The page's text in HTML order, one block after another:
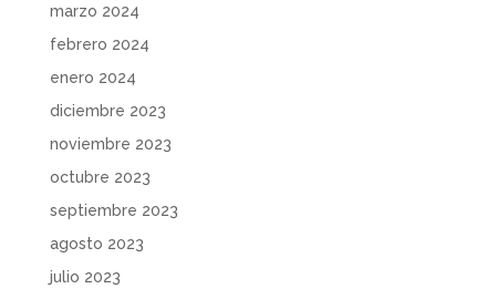
marzo 2024
febrero 2024
enero 2024
diciembre 2023
noviembre 2023
octubre 2023
septiembre 2023
agosto 2023
julio 2023